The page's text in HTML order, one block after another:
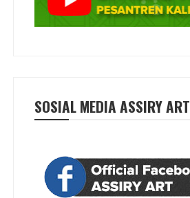
SOSIAL MEDIA ASSIRY ART